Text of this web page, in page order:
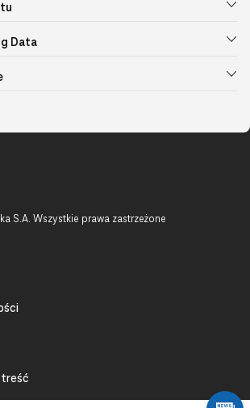
Data
S.A. Wszystkie prawa zastrzeżone
treść